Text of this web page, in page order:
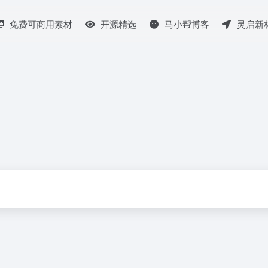
免费可商用素材 开源精选 马小帮博客 灵启新